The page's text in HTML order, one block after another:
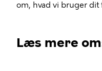
om, hvad vi bruger dit
Læs mere